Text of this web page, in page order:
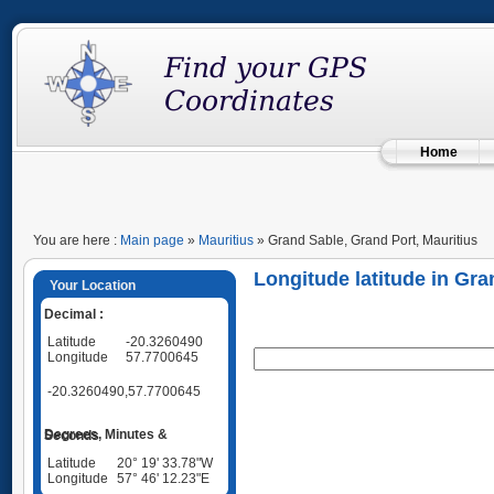
Home
You are here : Main page » Mauritius » Grand Sable, Grand Port, Mauritius
Your Location
Decimal :
Latitude
-20.3260490
Longitude
57.7700645
-20.3260490,57.7700645
Degrees, Minutes & Seconds
Latitude
20° 19' 33.78"W
Longitude
57° 46' 12.23"E
Longitude latitude in